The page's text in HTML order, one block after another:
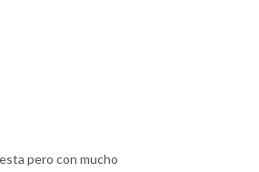
pero con mucho